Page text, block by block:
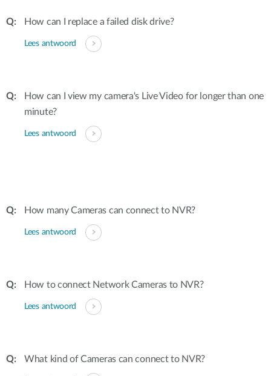
How can I replace a failed disk drive?
Lees antwoord
How can I view my camera's Live Video for longer than one
minute?
Lees antwoord
How many Cameras can connect to NVR?
Lees antwoord
How to connect Network Cameras to NVR?
Lees antwoord
What kind of Cameras can connect to NVR?